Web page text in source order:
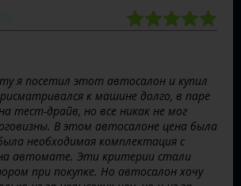
я посетил этот автосалон и купил
к машине долго, в паре
тест-драйв, но все никак не мог
В этом автосалоне цена была
необходимая комплектация с
автомате. Эти критерии стали
при покупке. Но автосалон хочу